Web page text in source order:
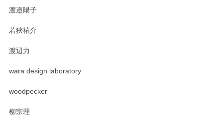
渡邉陽子
若狹祐介
渡辺力
wara design laboratory
woodpecker
柳宗理